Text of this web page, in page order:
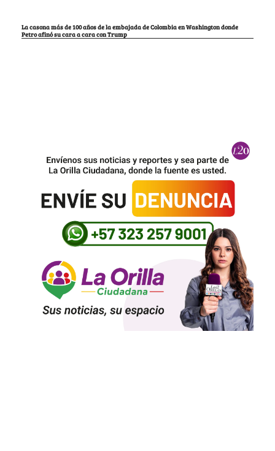
La casona más de 100 años de la embajada de Colombia en Washington donde
Petro afinó su cara a cara con Trump